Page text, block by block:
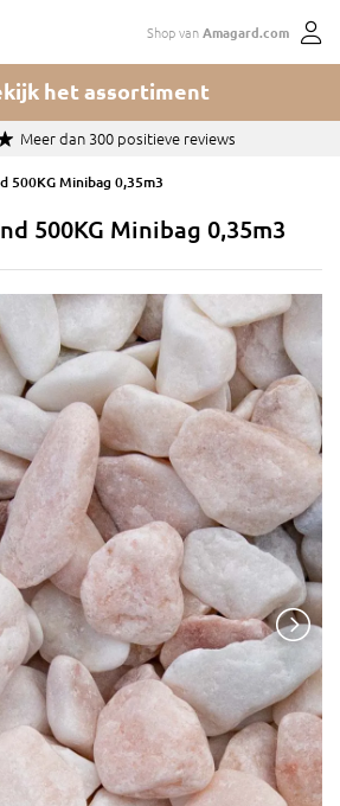
Shop vanAmagard.com
het assortiment
Meer dan 300 positieve reviews
500KG Minibag 0,35m3
500KG Minibag 0,35m3